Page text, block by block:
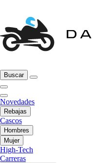
Buscar
Novedades
Rebajas
Cascos
Hombres
Mujer
High-Tech
Carreras